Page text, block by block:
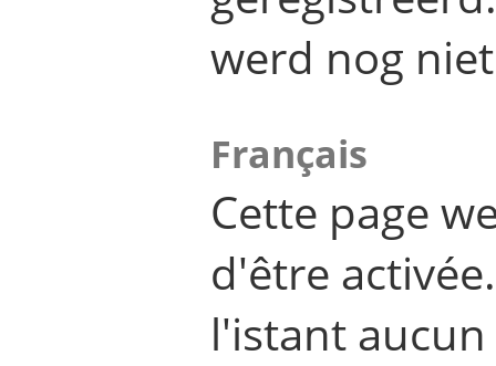
werd nog
Français
Cette page
d'être
l'istant